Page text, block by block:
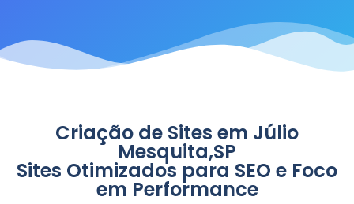
Criação de Sites em Júlio
Mesquita,SP
Sites Otimizados para SEO e Foco
em Performance